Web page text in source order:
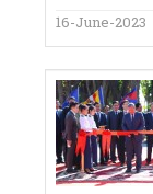
16-June-2023